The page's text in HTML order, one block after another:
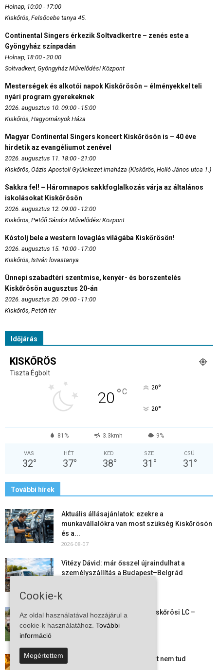
Holnap, 10:00 - 17:00
Kiskőrös, Felsőcebe tanya 45.
Continental Singers érkezik Soltvadkertre – zenés este a
Gyöngyház színpadán
Holnap, 18:00 - 20:00
Soltvadkert, Gyöngyház Művelődési Központ
Mesterségek és alkotói napok Kiskőrösön – élményekkel teli
nyári program gyerekeknek
2026. augusztus 10. 09:00 - 15:00
Kiskőrös, Hagyományok Háza
Magyar Continental Singers koncert Kiskőrösön is – 40 éve
hirdetik az evangéliumot zenével
2026. augusztus 11. 18:00 - 21:00
Kiskőrös, Oázis Apostoli Gyülekezet imaháza (Kiskőrös, Holló János utca 1.)
Sakkra fel! – Háromnapos sakkfoglalkozás várja az általános
iskolásokat Kiskőrösön
2026. augusztus 12. 09:00 - 12:00
Kiskőrös, Petőfi Sándor Művelődési Központ
Kóstolj bele a western lovaglás világába Kiskőrösön!
2026. augusztus 15. 10:00 - 17:00
Kiskőrös, István lovastanya
Ünnepi szabadtéri szentmise, kenyér- és borszentelés
Kiskőrösön augusztus 20-án
2026. augusztus 20. 09:00 - 11:00
Kiskőrös, Petőfi tér
Időjárás
KISKŐRÖS
Tiszta Égbolt
20 °C 20°
20°
81% 3.3kmh 9%
VAS
32°
HÉT
37°
KED
38°
SZE
31 °
CSÜ
31 °
További hírek
Aktuális állásajánlatok: ezekre a
munkavállalókra van most szükség Kiskőrösön
és a...
2026-08-07
Vitézy Dávid: már ősszel újraindulhat a
személyszállítás a Budapest–Belgrád
2026-08-06
Megkezdte a felkészülést a Kiskőrösi LC –
együtt maradt a keret,...
Mi történik Európa felett? Ezért nem tud
Cookie-k
Az oldal használatával hozzájárul a
cookie-k használatához. További
információ
Megértettem